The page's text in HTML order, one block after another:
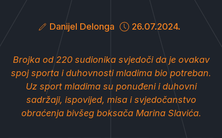
Danijel Delonga 26.07.2024.
Brojka od 220 sudionika svjedoči da je ovakav
spoj sporta i duhovnosti mladima bio potreban.
Uz sport mladima su ponuđeni i duhovni
sadržaji, ispovijed, misa i svjedočanstvo
obraćenja bivšeg boksača Marina Slavića.